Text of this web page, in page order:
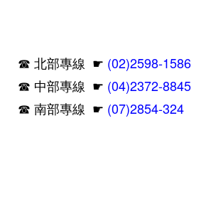
☎ 北部專線 ☛ (02)2598-1586
☎ 中部專線 ☛ (04)2372-8845
☎ 南部專線 ☛ (07)2854-324